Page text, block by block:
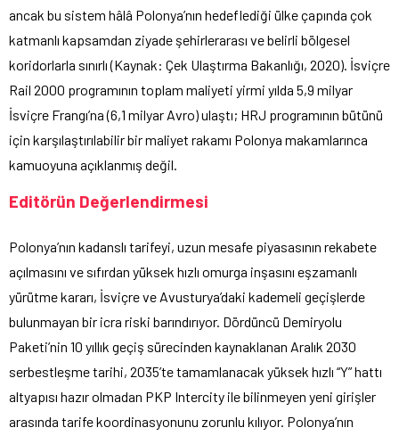
ancak bu sistem hâlâ Polonya’nın hedeflediği ülke çapında çok
katmanlı kapsamdan ziyade şehirlerarası ve belirli bölgesel
koridorlarla sınırlı (Kaynak: Çek Ulaştırma Bakanlığı, 2020). İsviçre
Rail 2000 programının toplam maliyeti yirmi yılda 5,9 milyar
İsviçre Frangı’na (6,1 milyar Avro) ulaştı; HRJ programının bütünü
için karşılaştırılabilir bir maliyet rakamı Polonya makamlarınca
kamuoyuna açıklanmış değil.
Editörün Değerlendirmesi
Polonya’nın kadanslı tarifeyi, uzun mesafe piyasasının rekabete
açılmasını ve sıfırdan yüksek hızlı omurga inşasını eşzamanlı
yürütme kararı, İsviçre ve Avusturya’daki kademeli geçişlerde
bulunmayan bir icra riski barındırıyor. Dördüncü Demiryolu
Paketi’nin 10 yıllık geçiş sürecinden kaynaklanan Aralık 2030
serbestleşme tarihi, 2035’te tamamlanacak yüksek hızlı “Y” hattı
altyapısı hazır olmadan PKP Intercity ile bilinmeyen yeni girişler
arasında tarife koordinasyonunu zorunlu kılıyor. Polonya’nın